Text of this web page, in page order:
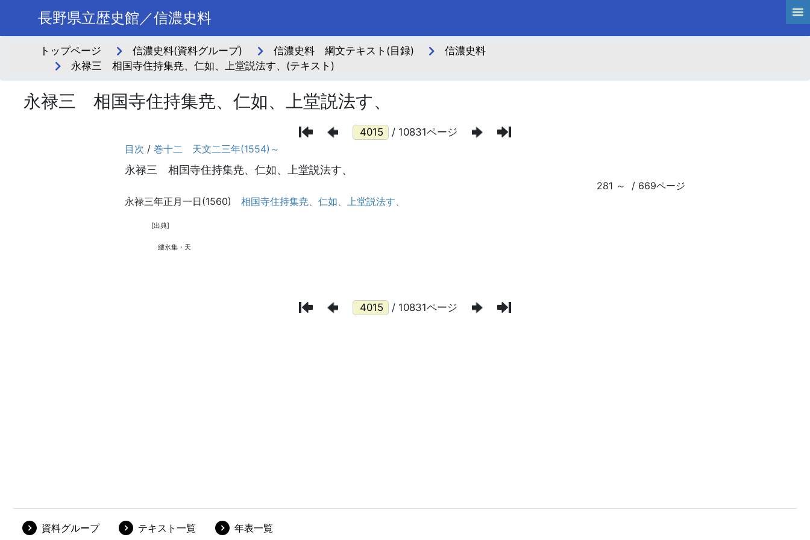
長野県立歴史館／信濃史料
トップページ 信濃史料(資料グループ) 信濃史料 綱文テキスト(目録)
信濃史料
永禄三 相国寺住持集尭、仁如、上堂説法す、(テキスト)
永禄三 相国寺住持集尭、仁如、上堂説法す、
/ 10831ページ
/ 10831ページ
資料グループ テキスト一覧 年表一覧